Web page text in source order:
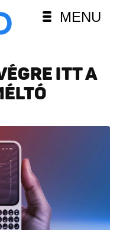
MENU
ITT A